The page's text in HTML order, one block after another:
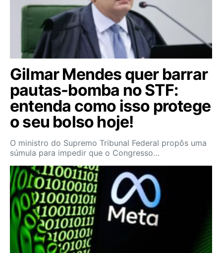
Gilmar Mendes quer barrar
pautas-bomba no STF:
entenda como isso protege
o seu bolso hoje!
O ministro do Supremo Tribunal Federal propôs uma
súmula para impedir que o Congresso…